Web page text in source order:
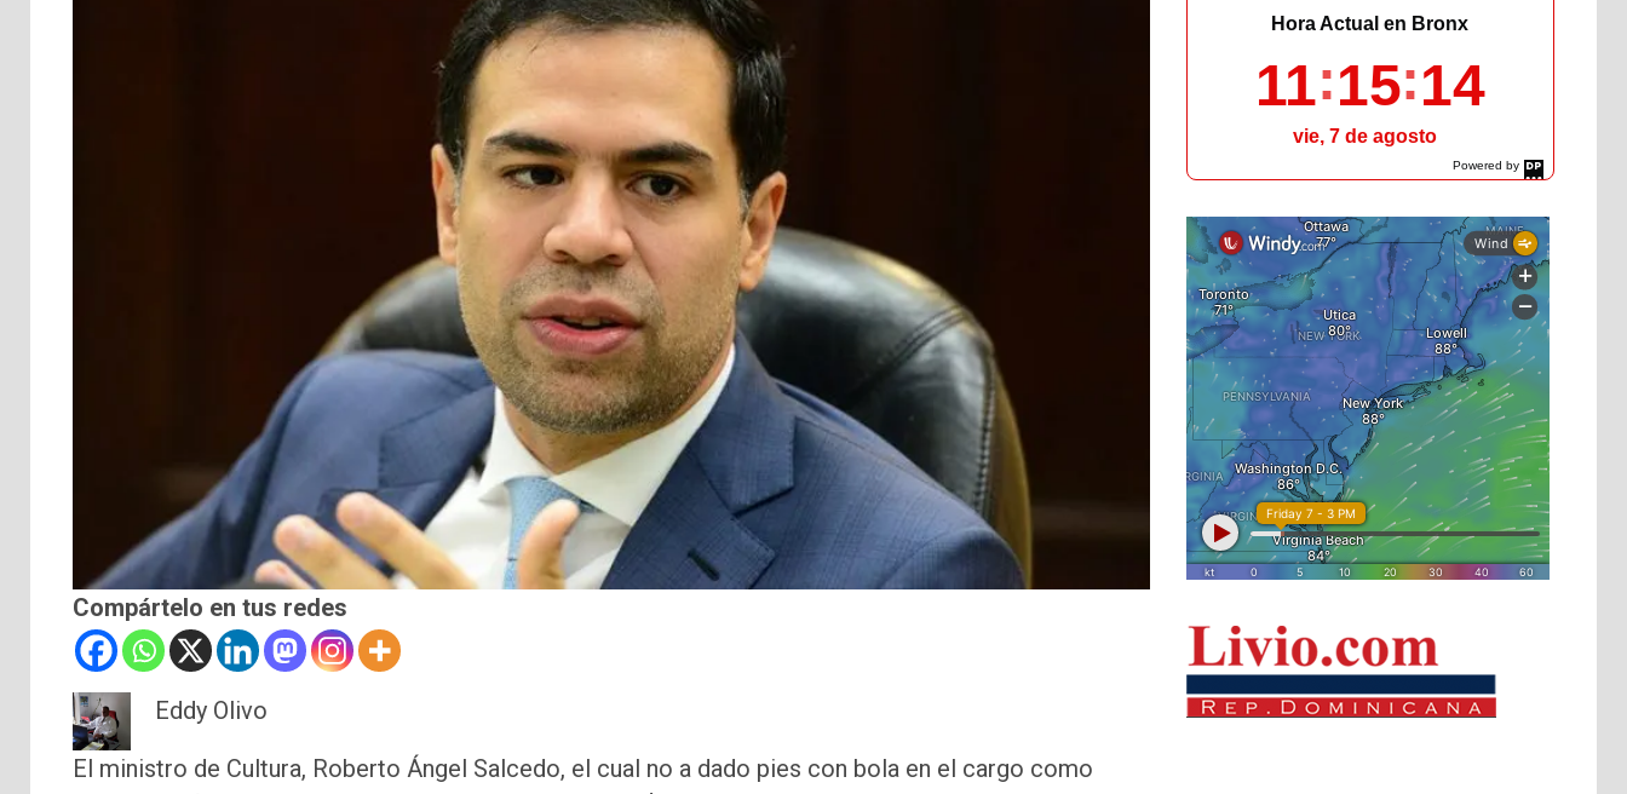
Compártelo en tus redes
Eddy Olivo
El ministro de Cultura, Roberto Ángel Salcedo, el cual no a dado pies con bola en el cargo como
Powered by
DaysPedia.com
Hora Actual en Bronx
11 15 16
vie, 7 de agosto